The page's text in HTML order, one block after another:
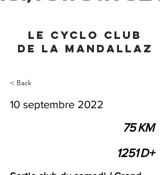
le cyclo club
de la mandallaz
< Back
10 septembre 2022
75 KM
1251D+